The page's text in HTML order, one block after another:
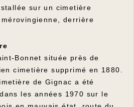
sur un cimetière
derrière
Bonnet située près de
cimetière supprimé en 1880.
de Gignac a été
les années 1970 sur le